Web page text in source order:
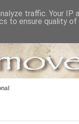
traffic. Your IP
to ensure quality of